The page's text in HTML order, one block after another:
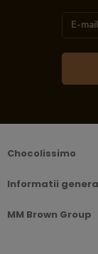
Chocolissimo
Informatii
MM Brown Group